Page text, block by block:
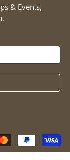
& Events,